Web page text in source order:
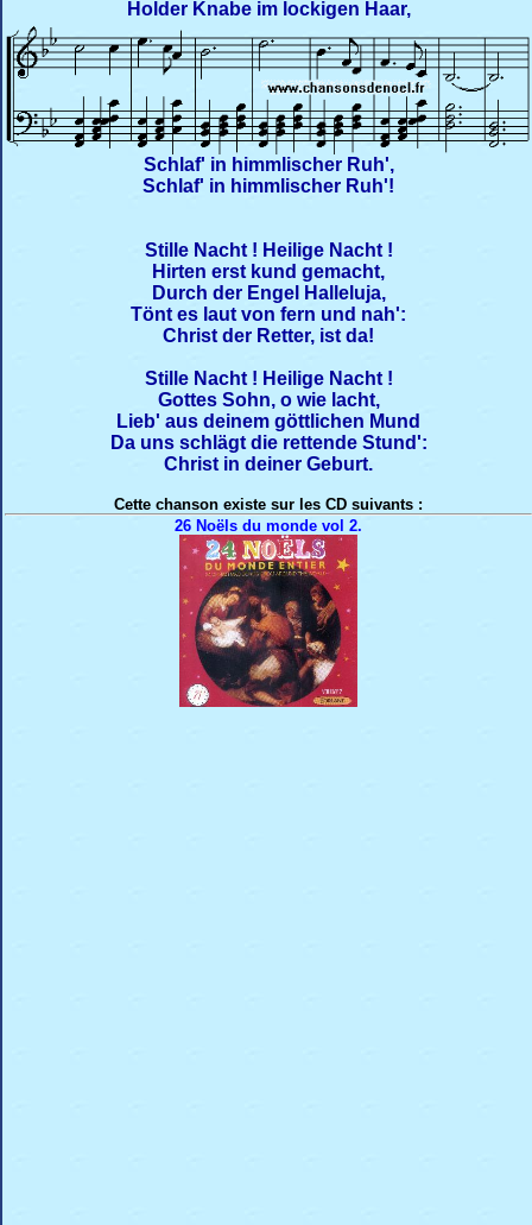
Holder Knabe im lockigen Haar,
Schlaf' in himmlischer Ruh',
Schlaf' in himmlischer Ruh'!
Stille Nacht ! Heilige Nacht !
Hirten erst kund gemacht,
Durch der Engel Halleluja,
Tönt es laut von fern und nah':
Christ der Retter, ist da!
Stille Nacht ! Heilige Nacht !
Gottes Sohn, o wie lacht,
Lieb' aus deinem göttlichen Mund
Da uns schlägt die rettende Stund':
Christ in deiner Geburt.
Cette chanson existe sur les CD suivants :
26 Noëls du monde vol 2.